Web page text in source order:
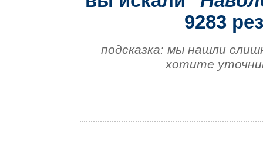
9283
подсказка: мы нашли
хотите